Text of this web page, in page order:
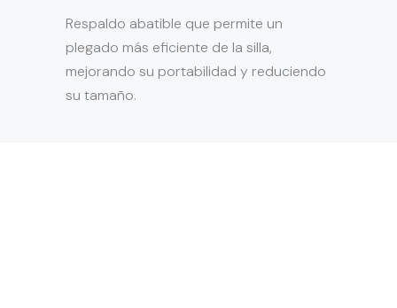
Respaldo abatible que permite un
plegado más eficiente de la silla,
mejorando su portabilidad y reduciendo
su tamaño.